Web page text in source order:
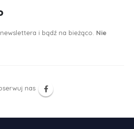
i bądź na bieżąco. Nie
nas